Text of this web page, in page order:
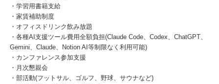
・学習用書籍支給
・家賃補助制度
・オフィスドリンク飲み放題
・各種AI支援ツール費用全額負担(Claude Code、Codex、ChatGPT、
Gemini、Claude、Notion AI等制限なく利用可能)
・カンファレンス参加支援
・月次懇親会
・部活動(フットサル、ゴルフ、野球、サウナなど)